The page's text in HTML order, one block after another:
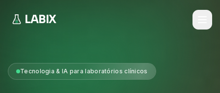
LABIX
Tecnologia & IA para laboratórios clínicos